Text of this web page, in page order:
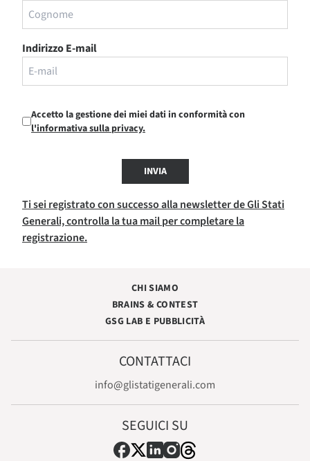
Indirizzo E-mail
Accetto la gestione dei miei dati in conformità con
l'informativa sulla privacy.
INVIA
Ti sei registrato con successo alla newsletter de Gli Stati
Generali, controlla la tua mail per completare la
registrazione.
CHI SIAMO
BRAINS & CONTEST
GSG LAB E PUBBLICITÀ
CONTATTACI
info@glistatigenerali.com
SEGUICI SU